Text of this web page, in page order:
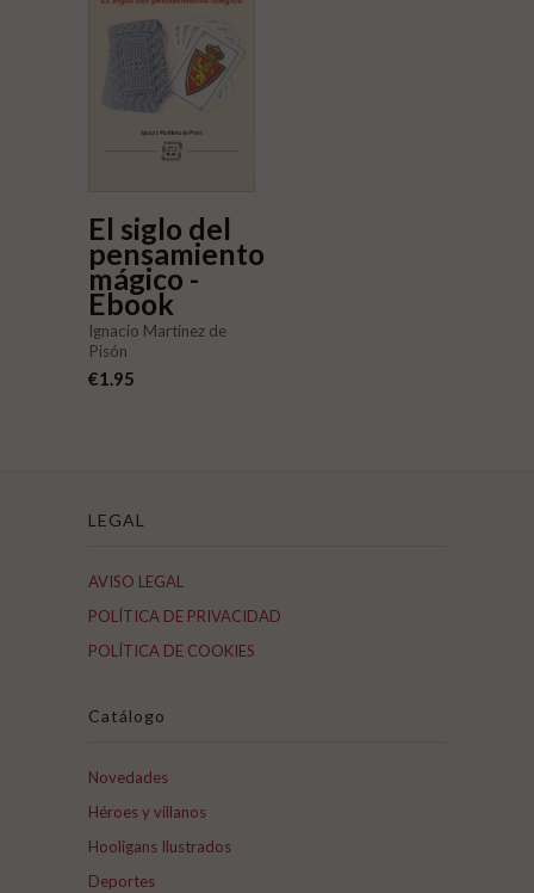
El siglo del
pensamiento
mágico -
Ebook
Ignacio Martínez de
Pisón
€1.95
LEGAL
AVISO LEGAL
POLÍTICA DE PRIVACIDAD
POLÍTICA DE COOKIES
Catálogo
Novedades
Héroes y villanos
Hooligans Ilustrados
Deportes